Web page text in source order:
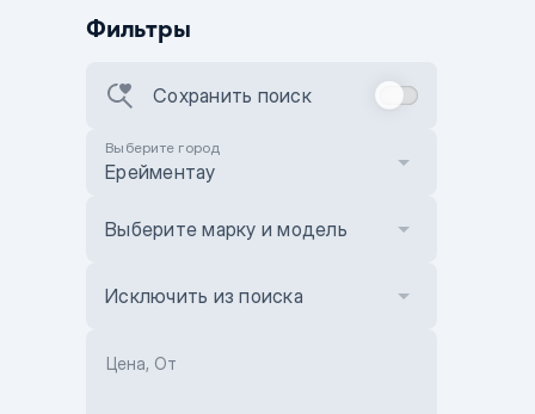
Фильтры
Сохранить поиск
Выберите город
Ерейментау
Выберите марку и модель
Исключить из поиска
Цена, От